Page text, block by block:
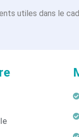
utiles dans le